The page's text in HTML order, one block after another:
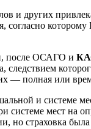
и других
после ОСАГО и
— полная или
и системе
мест на
но страховка